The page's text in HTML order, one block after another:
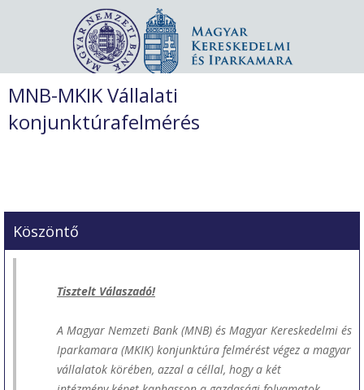
MNB-MKIK Vállalati
konjunktúrafelmérés
Köszöntő
Tisztelt Válaszadó!
A Magyar Nemzeti Bank (MNB) és Magyar Kereskedelmi és
Iparkamara (MKIK) konjunktúra felmérést végez a magyar
vállalatok körében, azzal a céllal, hogy a két